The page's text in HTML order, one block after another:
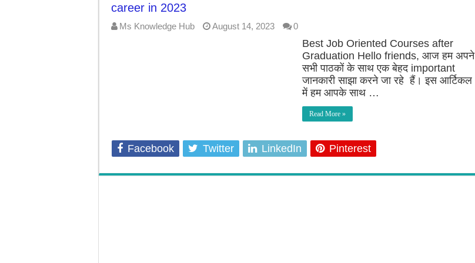
7-Day Weight Loss Challenge | ये घरेलू उपाये सात दिनों में ही वजन घटाने मे कारगार
career in 2023
Ms Knowledge Hub August 14, 2023 0
Best Job Oriented Courses after
Graduation Hello friends, आज हम अपने
सभी पाठकों के साथ एक बेहद important
जानकारी साझा करने जा रहे हैं। इस आर्टिकल
में हम आपके साथ …
Read More »
Facebook Twitter LinkedIn Pinterest